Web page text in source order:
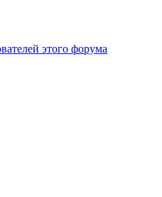
этого форума